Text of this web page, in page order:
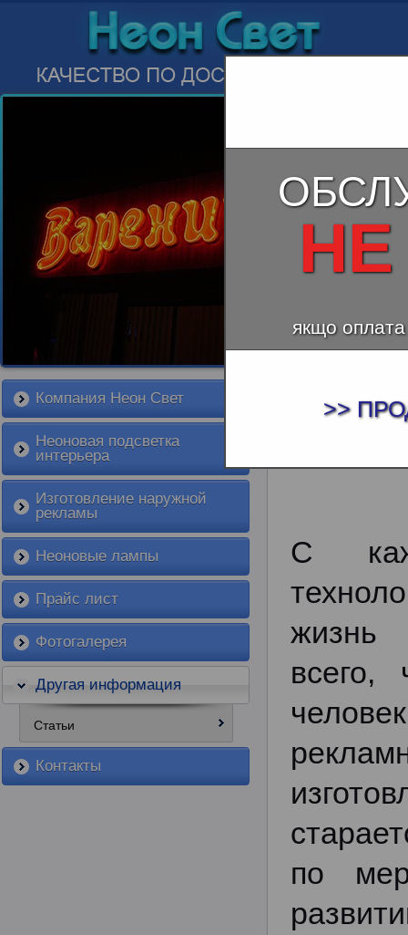
Компания Неон Свет
Неоновая подсветка
интерьера
Изготовление наружной
рекламы
Неоновые лампы
Прайс лист
Фотогалерея
Другая информация
Статьи
Контакты
С
жизнь
всего,
по
якщо
>>